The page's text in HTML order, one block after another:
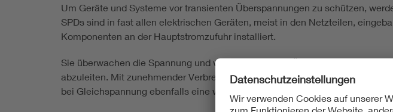
Um Geräte und Systeme vor transienten Überspannungen zu schützen,
SPDs sind in fast allen elektrischen Geräten, meist in den Netzteilen,
Komponenten an der Hauptstromzufuhr installiert.
Sie überwachen die Spannung und werden bei einem Überschreiten eines
abzuleiten. Mit zunehmender Verbreitung vonPhotovoltaikund
bei Gleichspannung ebenfalls eine wachsende Bedeutung zu.